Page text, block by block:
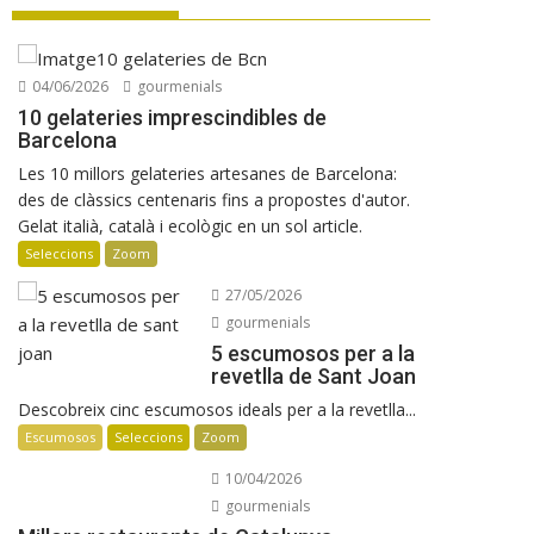
Verema al Penedès: vi, cava i
gastronomia
Manuel Raventós Negra Magnum 2018
Osteria Condal obre a Barcelona
04/06/2026 gourmenials
10 gelateries imprescindibles de
Barcelona
Les 10 millors gelateries artesanes de Barcelona:
des de clàssics centenaris fins a propostes d'autor.
Gelat italià, català i ecològic en un sol article.
Seleccions Zoom
27/05/2026
gourmenials
5 escumosos per a la
revetlla de Sant Joan
Descobreix cinc escumosos ideals per a la revetlla...
Escumosos Seleccions Zoom
10/04/2026
gourmenials